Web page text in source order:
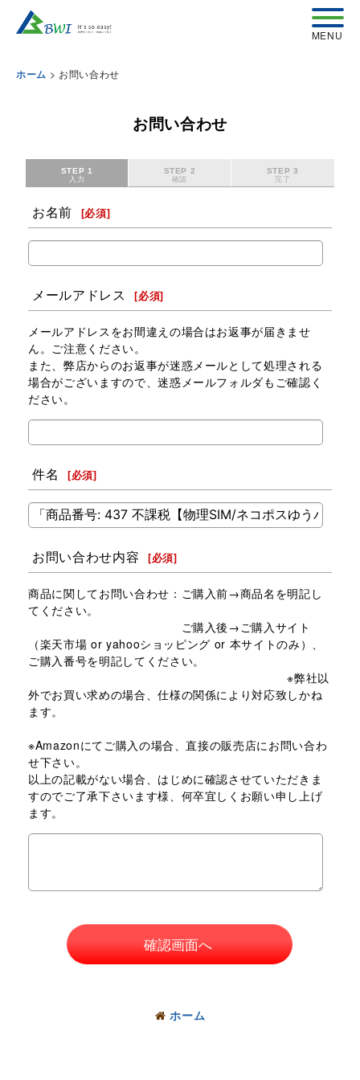
ホーム > お問い合わせ
お問い合わせ
STEP 1
入力
STEP 2
確認
STEP 3
完了
お名前 [必須]
メールアドレス [必須]
メールアドレスをお間違えの場合はお返事が届きませ
ん。ご注意ください。
また、弊店からのお返事が迷惑メールとして処理される
場合がございますので、迷惑メールフォルダもご確認く
ださい。
件名 [必須]
お問い合わせ内容 [必須]
商品に関してお問い合わせ：ご購入前→商品名を明記し
てください。
ご購入後→ご購入サイト
（楽天市場 or yahooショッピング or 本サイトのみ）、
ご購入番号を明記してください。
※弊社以
外でお買い求めの場合、仕様の関係により対応致しかね
ます。
※Amazonにてご購入の場合、直接の販売店にお問い合わ
せ下さい。
以上の記載がない場合、はじめに確認させていただきま
すのでご了承下さいます様、何卒宜しくお願い申し上げ
ます。
確認画面へ
ホーム